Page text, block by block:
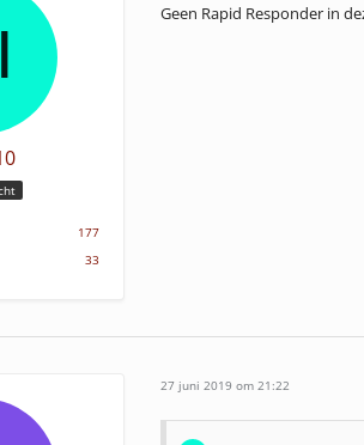
177
33
Geen Rapid Responder in
27 juni 2019 om 21:22